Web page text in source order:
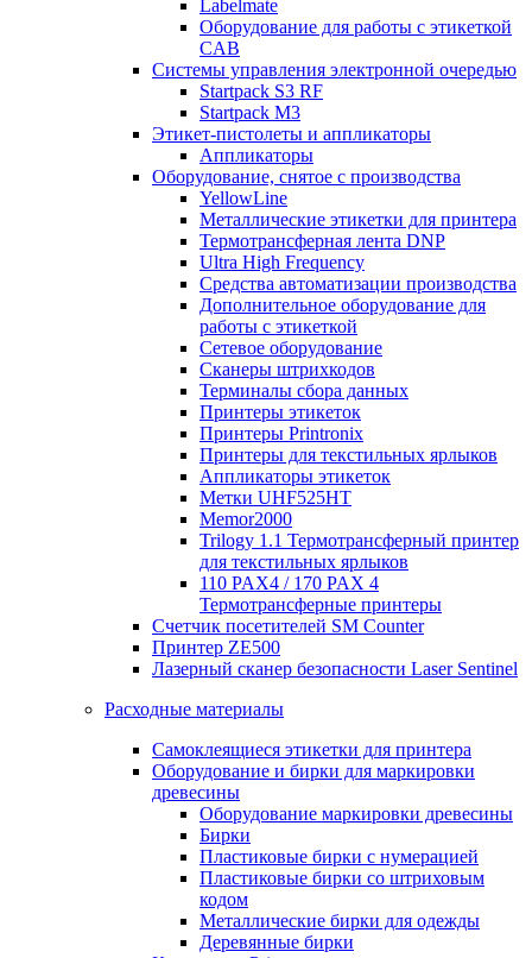
Labelmate
Оборудование для работы с этикеткой
CAB
Системы управления электронной очередью
Startpack S3 RF
Startpack M3
Этикет-пистолеты и аппликаторы
Аппликаторы
Оборудование, снятое с производства
YellowLine
Металлические этикетки для принтера
Термотрансферная лента DNP
Ultra High Frequency
Средства автоматизации производства
Дополнительное оборудование для
работы с этикеткой
Сетевое оборудование
Сканеры штрихкодов
Терминалы сбора данных
Принтеры этикеток
Принтеры Printronix
Принтеры для текстильных ярлыков
Аппликаторы этикеток
Метки UHF525HT
Memor2000
Trilogy 1.1 Термотрансферный принтер
для текстильных ярлыков
110 PAX4 / 170 PAX 4
Термотрансферные принтеры
Счетчик посетителей SM Counter
Принтер ZE500
Лазерный сканер безопасности Laser Sentinel
Расходные материалы
Самоклеящиеся этикетки для принтера
Оборудование и бирки для маркировки
древесины
Оборудование маркировки древесины
Бирки
Пластиковые бирки с нумерацией
Пластиковые бирки со штриховым
кодом
Металлические бирки для одежды
Деревянные бирки